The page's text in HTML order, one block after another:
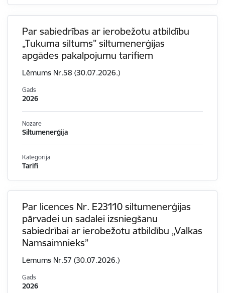
Par sabiedrības ar ierobežotu atbildību
„Tukuma siltums” siltumenerģijas
apgādes pakalpojumu tarifiem
Lēmums Nr.58 (30.07.2026.)
Gads
2026
Nozare
Siltumenerģija
Kategorija
Tarifi
Par licences Nr. E23110 siltumenerģijas
pārvadei un sadalei izsniegšanu
sabiedrībai ar ierobežotu atbildību „Valkas
Namsaimnieks”
Lēmums Nr.57 (30.07.2026.)
Gads
2026